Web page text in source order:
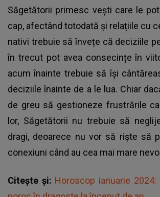
Săgetătorii primesc vești care le
cap, afectând totodată și relațiile cu
nativi trebuie să învețe că deciziile
în trecut pot avea consecințe în
acum înainte trebuie să își
deciziile înainte de a le lua. Chiar
de greu să gestioneze frustrările
lor, Săgetătorii nu trebuie să
dragi, deoarece nu vor să riște să
conexiuni când au cea mai mare
Citește și: Horoscop ianuarie